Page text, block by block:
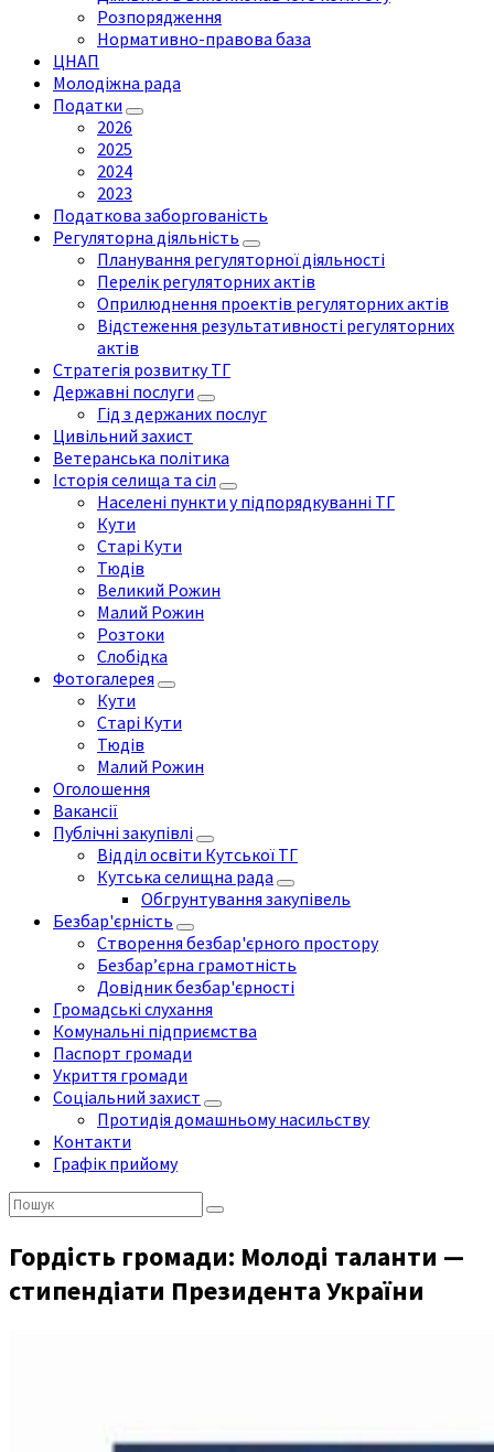
Розпорядження
Нормативно-правова база
ЦНАП
Молодіжна рада
Податки
2026
2025
2024
2023
Податкова заборгованість
Регуляторна діяльність
Планування регуляторної діяльності
Перелік регуляторних актів
Оприлюднення проектів регуляторних актів
Відстеження результативності регуляторних
актів
Стратегія розвитку ТГ
Державні послуги
Гід з держаних послуг
Цивільний захист
Ветеранська політика
Історія селища та сіл
Населені пункти у підпорядкуванні ТГ
Кути
Старі Кути
Тюдів
Великий Рожин
Малий Рожин
Розтоки
Слобідка
Фотогалерея
Кути
Старі Кути
Тюдів
Малий Рожин
Оголошення
Вакансії
Публічні закупівлі
Відділ освіти Кутської ТГ
Кутська селищна рада
Обгрунтування закупівель
Безбар'єрність
Створення безбар'єрного простору
Безбар’єрна грамотність
Довідник безбар'єрності
Громадські слухання
Комунальні підприємства
Паспорт громади
Укриття громади
Соціальний захист
Протидія домашньому насильству
Контакти
Графік прийому
Пошук:
Гордість громади: Молоді таланти —
стипендіати Президента України